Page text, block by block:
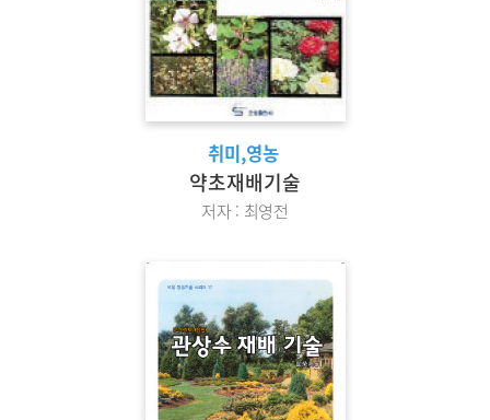
취미,영농
약초재배기술
저자 : 최영전